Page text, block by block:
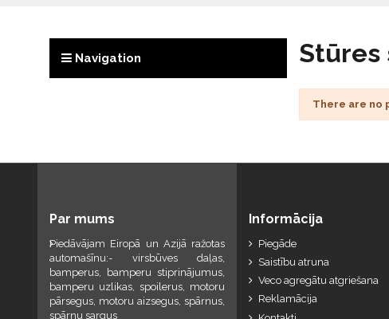
Stūres
There are no
Navigation
Par mums
Piedāvājam Eiropā un Azijā ražotas
automašīnu:- virsbūves daļas,
bamperus, bamperu stiprinājumus,
bamperu uzlikas, spoilerus, motoru
pārsegus, motoru aizsegus, spārnus,
spārnu sargus
Informācija
Piegāde
Saistību atruna
Veco agregātu atgriešana
Reklamācija